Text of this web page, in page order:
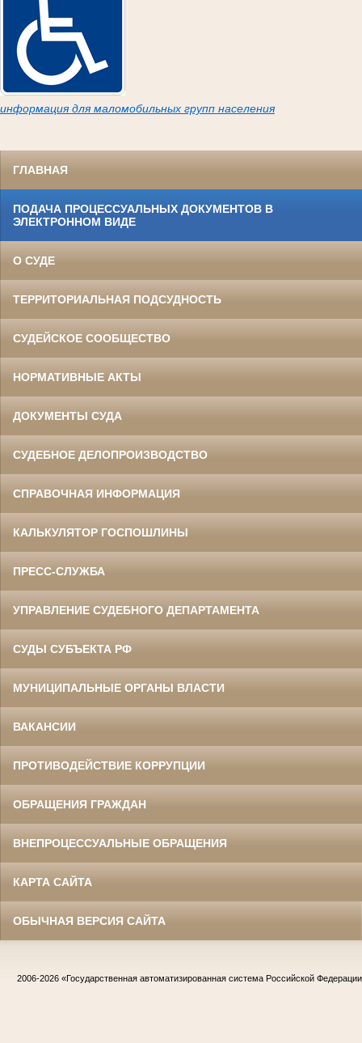
информация для маломобильных групп населения
ГЛАВНАЯ
ПОДАЧА ПРОЦЕССУАЛЬНЫХ ДОКУМЕНТОВ В
ЭЛЕКТРОННОМ ВИДЕ
О СУДЕ
ТЕРРИТОРИАЛЬНАЯ ПОДСУДНОСТЬ
СУДЕЙСКОЕ СООБЩЕСТВО
НОРМАТИВНЫЕ АКТЫ
ДОКУМЕНТЫ СУДА
СУДЕБНОЕ ДЕЛОПРОИЗВОДСТВО
СПРАВОЧНАЯ ИНФОРМАЦИЯ
КАЛЬКУЛЯТОР ГОСПОШЛИНЫ
ПРЕСС-СЛУЖБА
УПРАВЛЕНИЕ СУДЕБНОГО ДЕПАРТАМЕНТА
СУДЫ СУБЪЕКТА РФ
МУНИЦИПАЛЬНЫЕ ОРГАНЫ ВЛАСТИ
ВАКАНСИИ
ПРОТИВОДЕЙСТВИЕ КОРРУПЦИИ
ОБРАЩЕНИЯ ГРАЖДАН
ВНЕПРОЦЕССУАЛЬНЫЕ ОБРАЩЕНИЯ
КАРТА САЙТА
ОБЫЧНАЯ ВЕРСИЯ САЙТА
2006-2026 «Государственная автоматизированная система Российской